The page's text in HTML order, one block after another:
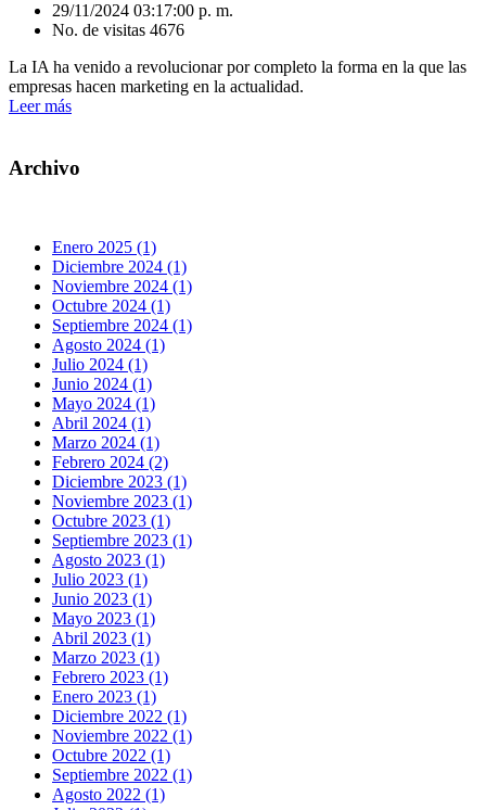
29/11/2024 03:17:00 p. m.
No. de visitas 4676
La IA ha venido a revolucionar por completo la forma en la que las
empresas hacen marketing en la actualidad.
Leer más
Archivo
Enero 2025 (1)
Diciembre 2024 (1)
Noviembre 2024 (1)
Octubre 2024 (1)
Septiembre 2024 (1)
Agosto 2024 (1)
Julio 2024 (1)
Junio 2024 (1)
Mayo 2024 (1)
Abril 2024 (1)
Marzo 2024 (1)
Febrero 2024 (2)
Diciembre 2023 (1)
Noviembre 2023 (1)
Octubre 2023 (1)
Septiembre 2023 (1)
Agosto 2023 (1)
Julio 2023 (1)
Junio 2023 (1)
Mayo 2023 (1)
Abril 2023 (1)
Marzo 2023 (1)
Febrero 2023 (1)
Enero 2023 (1)
Diciembre 2022 (1)
Noviembre 2022 (1)
Octubre 2022 (1)
Septiembre 2022 (1)
Agosto 2022 (1)